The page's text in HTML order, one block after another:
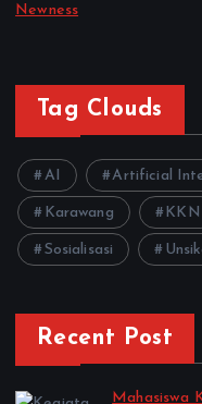
Newness
Tag Clouds
AI Artificial
Karawang KKN
Sosialisasi
Recent Post
Mahasiswa